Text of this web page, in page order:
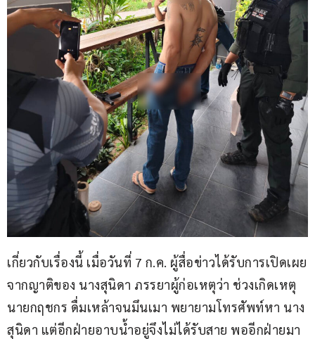
เกี่ยวกับเรื่องนี้ เมื่อวันที่ 7 ก.ค. ผู้สื่อข่าวได้รับการเปิดเผย
จากญาติของ นางสุนิดา ภรรยาผู้ก่อเหตุว่า ช่วงเกิดเหตุ
นายกฤชกร ดื่มเหล้าจนมึนเมา พยายามโทรศัพท์หา นาง
สุนิดา แต่อีกฝ่ายอาบน้ำอยู่จึงไม่ได้รับสาย พออีกฝ่ายมา